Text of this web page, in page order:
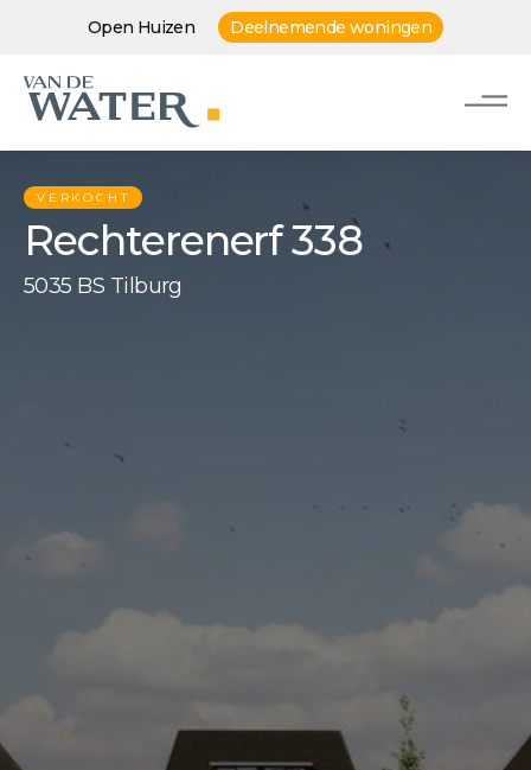
Open Huizen Deelnemende woningen
VERKOCHT
Rechterenerf 338
5035 BS Tilburg